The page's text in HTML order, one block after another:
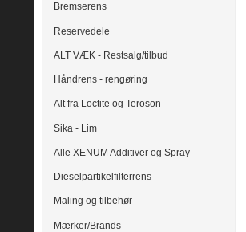
Bremserens
Reservedele
ALT VÆK - Restsalg/tilbud
Håndrens - rengøring
Alt fra Loctite og Teroson
Sika - Lim
Alle XENUM Additiver og Spray
Dieselpartikelfilterrens
Maling og tilbehør
Mærker/Brands